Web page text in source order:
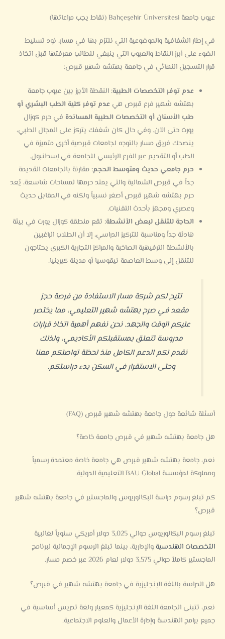
عيوب جامعة Bahçeşehir Üniversitesi (نقاط يجب مراعاتها)
في إطار الشفافية والموضوعية التي نلتزم بها في مسار، نود تسليط
الضوء على أبرز النقاط والعيوب التي ينبغي للطالب معرفتها قبل اتخاذ
قرار التسجيل النهائي في جامعة بهتشه شهير قبرص:
عدم توفر التخصصات الطبية: النقطة الأبرز بين عيوب جامعة
بهتشه شهير فرع قبرص هي عدم توفر كلية الطب البشري أو
طب الأسنان أو التخصصات الطبية المساندة في حرم كوزال
يورت حتى الآن. وفي حال كان شغفك يتركز على المجال الطبي،
ينصحك فريق مسار بالتوجه لجامعات قبرصية أخرى متميزة في
الطب أو التقديم عبر الفرع الرئيسي للجامعة في إسطنبول.
حرم جامعي حديث ومتوسط الحجم: مقارنة بالجامعات القديمة
جداً في قبرص الشمالية والتي يمتد حرمها لمساحات شاسعة، يُعد
حرم بهتشه شهير قبرص أصغر نسبياً ولكنه في المقابل حديث
وعصري ومجهز بأحدث التقنيات.
الحاجة للتنقل لبعض الأنشطة: تقع منطقة كوزال يورت في بيئة
هادئة جداً ومناسبة للتركيز الدراسي، إلا أن الطلاب الراغبين
بالأنشطة الترفيهية الصاخبة والمراكز التجارية الكبرى يحتاجون
للتنقل إلى وسط العاصمة نيقوسيا أو مدينة كيرينيا.
تتيح لكم شركة مسار الاستفادة من فرصة حجز
مقعد في صرح بهتشه شهير التعليمي، مما يختصر
عليكم الوقت والجهد. نحن نفهم أهمية اتخاذ قرارات
مدروسة تتعلق بمستقبلكم الأكاديمي، ولذلك
نقدم لكم الدعم الكامل منذ لحظة تواصلكم معنا
وحتى الاستقرار في السكن بدء دراستكم.
أسئلة شائعة حول جامعة بهتشه شهير قبرص (FAQ)
هل جامعة بهتشه شهير في قبرص جامعة خاصة؟
نعم، جامعة بهتشه شهير قبرص هي جامعة خاصة معتمدة رسمياً
ومملوكة لمؤسسة BAU Global التعليمية الدولية.
كم تبلغ رسوم دراسة البكالوريوس والماجستير في جامعة بهتشه شهير
قبرص؟
تبلغ رسوم البكالوريوس حوالي 3,025 دولار أمريكي سنوياً لغالبية
التخصصات الهندسية والإدارية، بينما تبلغ الرسوم الإجمالية لبرنامج
الماجستير كاملاً حوالي 3,575 دولار لعام 2026 عبر خصم مسار.
هل الدراسة باللغة الإنجليزية في جامعة بهتشه شهير في قبرص؟
نعم، تتبنى الجامعة اللغة الإنجليزية كمعيار ولغة تدريس أساسية في
جميع برامج الهندسة وإدارة الأعمال والعلوم الاجتماعية.